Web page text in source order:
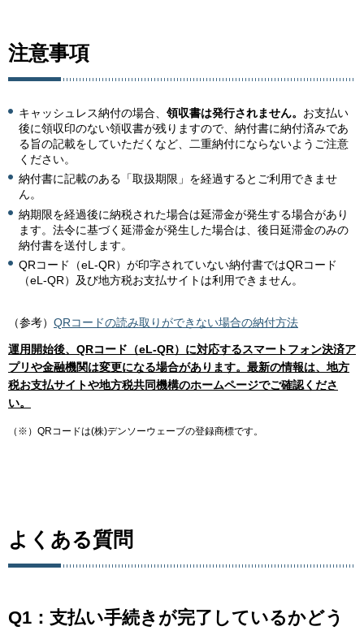
注意事項
キャッシュレス納付の場合、 領収書は発行されません。 お支払い
後に領収印のない領収書が残りますので、納付書に納付済みであ
る旨の記載をしていただくなど、二重納付にならないようご注意
ください。
納付書に記載のある「取扱期限」を経過するとご利用できませ
ん。
納期限を経過後に納税された場合は延滞金が発生する場合があり
ます。法令に基づく延滞金が発生した場合は、後日延滞金のみの
納付書を送付します。
QRコード（eL-QR）が印字されていない納付書ではQRコード
（eL-QR）及び地方税お支払サイトは利用できません。
（参考） QRコードの読み取りができない場合の納付方法
運用開始後、QRコード（eL-QR） に対応するスマートフォン決済ア
プリや金融機関は変更になる場合があります。最新の情報は、地方
税お支払サイトや地方税共同機構のホームページでご確認くださ
い。
（※）QRコードは(株)デンソーウェーブの登録商標です。
よくある質問
Q1：支払い手続きが完了しているかどう